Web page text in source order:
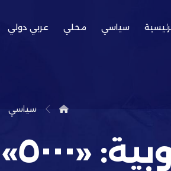
سياسي محلي عربي دولي
سياسي